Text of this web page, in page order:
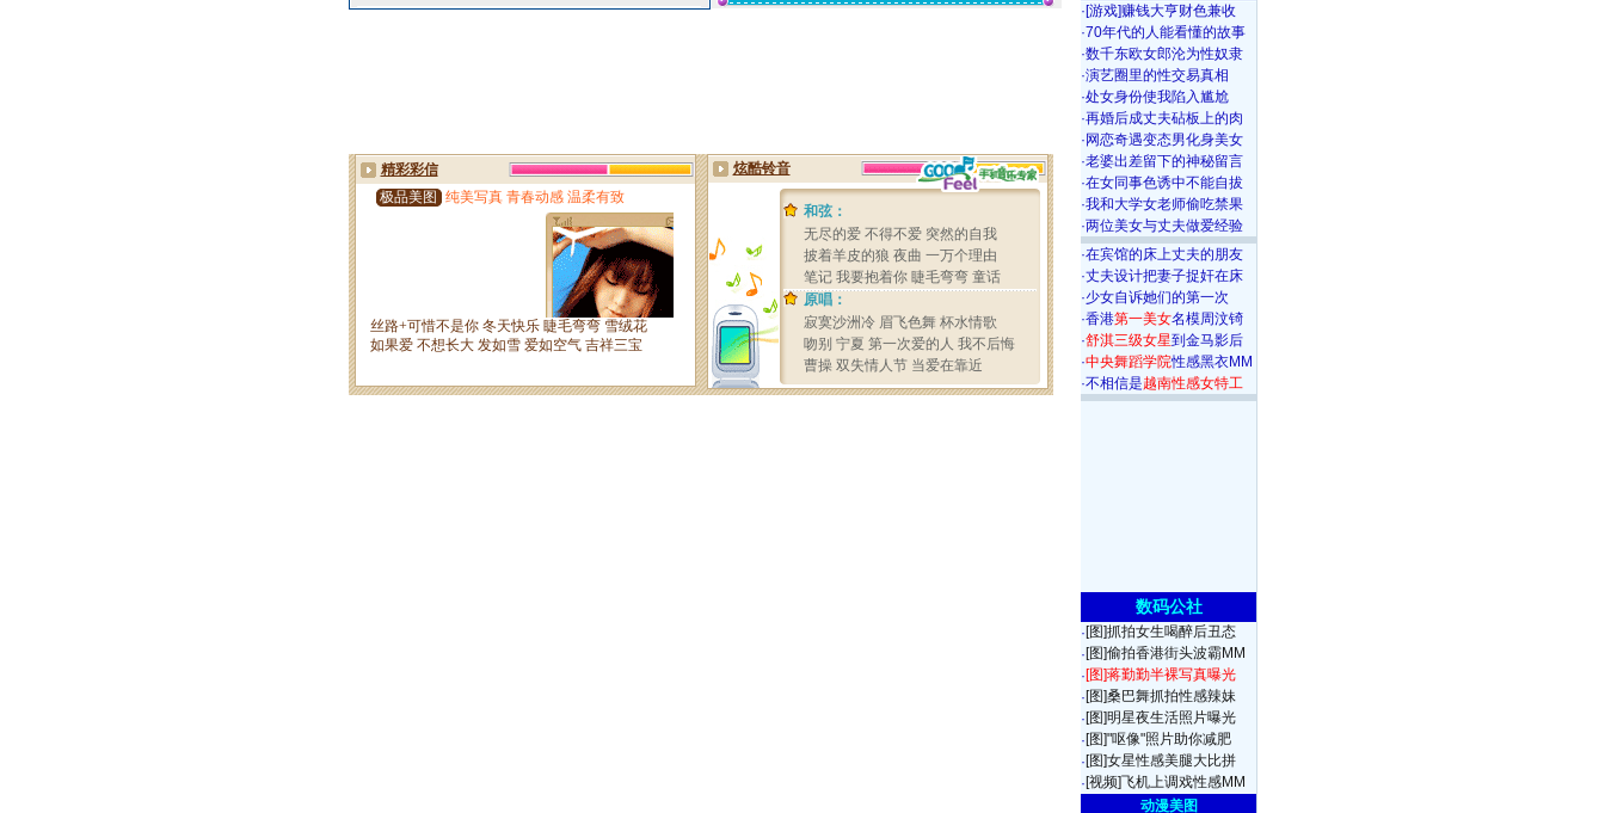
· [游戏]赚钱大亨财色兼收
·70年代的人能看懂的故事
·数千东欧女郎沦为性奴隶
·演艺圈里的性交易真相
·处女身份使我陷入尴尬
·再婚后成丈夫砧板上的肉
· 网恋奇遇变态男化身美女
·老婆出差留下的神秘留言
·在女同事色诱中不能自拔
·我和大学女老师偷吃禁果
·两位美女与丈夫做爱经验
·在宾馆的床上丈夫的朋友
·丈夫设计把妻子捉奸在床
·少女自诉她们的第一次
·香港第一美女名模周汶锜
·舒淇三级女星到金马影后
·中央舞蹈学院性感黑衣MM
·不相信是越南性感女特工
数码公社
· [图]抓拍女生喝醉后丑态
· [图]偷拍香港街头波霸MM
·[图]蒋勤勤半裸写真曝光
· [图]桑巴舞抓拍性感辣妹
· [图]明星夜生活照片曝光
· [图]"呕像"照片助你减肥
· [图]女星性感美腿大比拼
· [视频]飞机上调戏性感MM
动漫美图